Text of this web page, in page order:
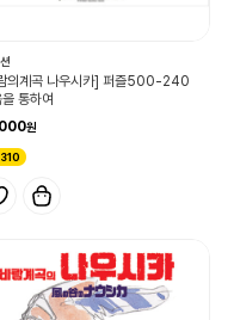
의계곡 나우시카] 퍼즐500-240
을 통하여
310